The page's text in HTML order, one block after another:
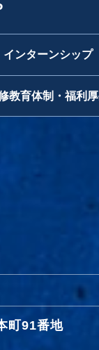
インターンシップ
教育体制・福利
町91番地